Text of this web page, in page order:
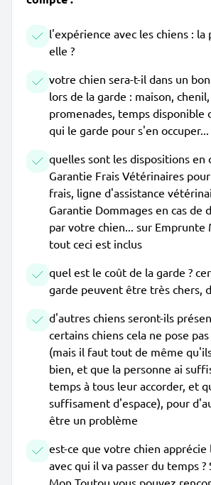
l'expérience avec les chiens : la
elle ?
votre chien sera-t-il dans un
lors de la garde : maison, chenil,
promenades, temps disponible
qui le garde pour s'en occuper...
quelles sont les dispositions en
Garantie Frais Vétérinaires
frais, ligne d'assistance
Garantie Dommages en cas de
par votre chien... sur Emprunte
tout ceci est inclus
quel est le coût de la garde ?
garde peuvent être très chers,
d'autres chiens seront-ils
certains chiens cela ne pose
(mais il faut tout de même
bien, et que la personne ai
temps à tous leur accorder, et
suffisament d'espace), pour
être un problème
est-ce que votre chien apprécie
avec qui il va passer du temps
Mon Toutou vous pouvez